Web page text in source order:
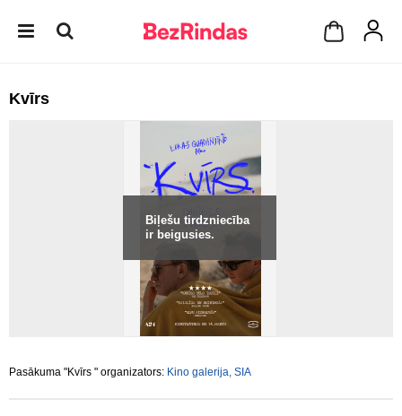
Kvīrs
Biļešu tirdzniecība
ir beigusies.
Pasākuma "Kvīrs " organizators: Kino galerija, SIA